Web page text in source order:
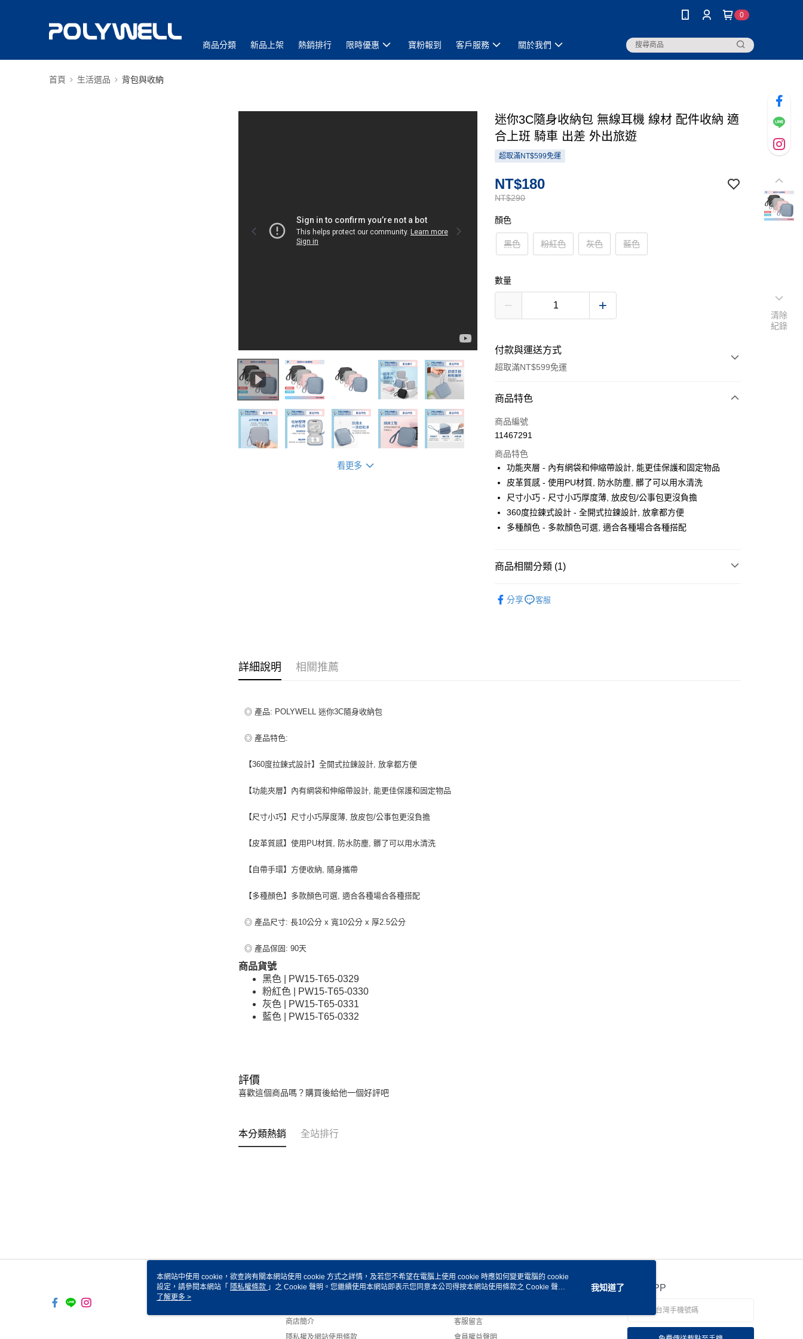
0
商品分類 新品上架 熱銷排行 限時優惠 寶粉報到 客戶服務 關於我們
首頁 生活選品 背包與收納
看更多
迷你3C隨身收納包 無線耳機 線材 配件收納 適
合上班 騎車 出差 外出旅遊
超取滿NT$599免運
NT$290
NT$180
顏色
黑色 粉紅色 灰色 藍色
數量
付款與運送方式
超取滿NT$599免運
付款方式
信用卡一次付款
LINE Pay
Apple Pay
街口支付
悠遊付
商品特色
商品編號
11467291
商品特色
功能夾層 - 內有網袋和伸縮帶設計, 能更佳保護和固定物品
皮革質感 - 使用PU材質, 防水防塵, 髒了可以用水清洗
尺寸小巧 - 尺寸小巧厚度薄, 放皮包/公事包更沒負擔
360度拉鍊式設計 - 全開式拉鍊設計, 放拿都方便
多種顏色 - 多款顏色可選, 適合各種場合各種搭配
商品相關分類 (1)
分享
客服
詳細說明 相關推薦
◎ 產品: POLYWELL 迷你3C隨身收納包
◎ 產品特色:
【360度拉鍊式設計】全開式拉鍊設計, 放拿都方便
【功能夾層】內有網袋和伸縮帶設計, 能更佳保護和固定物品
【尺寸小巧】尺寸小巧厚度薄, 放皮包/公事包更沒負擔
【皮革質感】使用PU材質, 防水防塵, 髒了可以用水清洗
【自帶手環】方便收納, 隨身攜帶
【多種顏色】多款顏色可選, 適合各種場合各種搭配
◎ 產品尺寸: 長10公分 x 寬10公分 x 厚2.5公分
◎ 產品保固: 90天
商品貨號
黑色 | PW15-T65-0329
粉紅色 | PW15-T65-0330
灰色 | PW15-T65-0331
藍色 | PW15-T65-0332
評價
喜歡這個商品嗎？購買後給他一個好評吧
本分類熱銷 全站排行
關於我們
商店簡介
隱私權及網站使用條款
客服資訊
客服留言
會員權益聲明
官方APP
清除
紀錄
本網站中使用 cookie，欲查詢有關本網站使用 cookie 方式之詳情，及若您不希望在電腦上使用 cookie 時應如何變更電腦的 cookie
設定，請參閱本網站「 隱私權條款 」之 Cookie 聲明。您繼續使用本網站即表示您同意本公司得按本網站使用條款之 Cookie 聲明
使用 cookie。
了解更多 >
我知道了